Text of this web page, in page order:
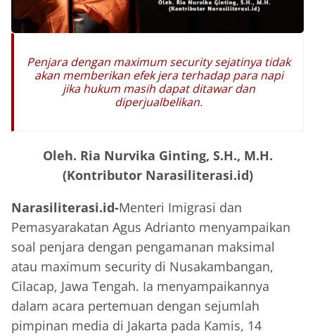
Penjara dengan maximum security sejatinya tidak
akan memberikan efek jera terhadap para napi
jika hukum masih dapat ditawar dan
diperjualbelikan.
Oleh. Ria Nurvika Ginting, S.H., M.H.
(Kontributor Narasiliterasi.id)
Narasiliterasi.id-Menteri Imigrasi dan
Pemasyarakatan Agus Adrianto menyampaikan
soal penjara dengan pengamanan maksimal
atau maximum security di Nusakambangan,
Cilacap, Jawa Tengah. Ia menyampaikannya
dalam acara pertemuan dengan sejumlah
pimpinan media di Jakarta pada Kamis, 14